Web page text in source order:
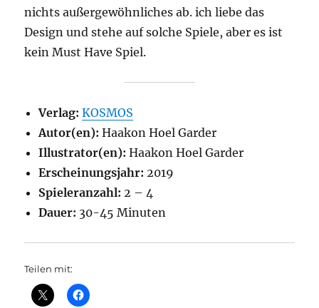
nichts außergewöhnliches ab. ich liebe das
Design und stehe auf solche Spiele, aber es ist
kein Must Have Spiel.
Verlag:KOSMOS
Autor(en): Haakon Hoel Garder
Illustrator(en): Haakon Hoel Garder
Erscheinungsjahr: 2019
Spieleranzahl: 2 – 4
Dauer: 30-45 Minuten
Teilen mit: